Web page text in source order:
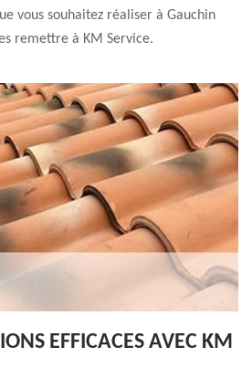
vous souhaitez réaliser à Gauchin
remettre à KM Service.
EFFICACES AVEC KM